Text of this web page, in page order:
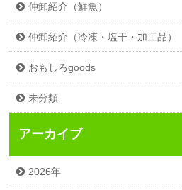
仲卸紹介（鮮魚）
仲卸紹介（冷凍・塩干・加工品）
おもしろgoods
未分類
アーカイブ
2026年